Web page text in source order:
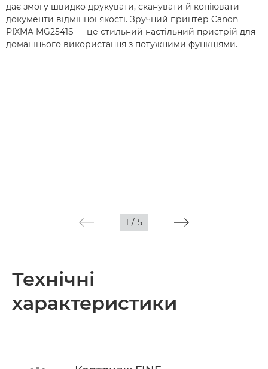
дає змогу швидко друкувати, сканувати й копіювати
документи відмінної якості. Зручний принтер Canon
PIXMA MG2541S — це стильний настільний пристрій для
домашнього використання з потужними функціями.
1 / 5
Технічні
характеристики